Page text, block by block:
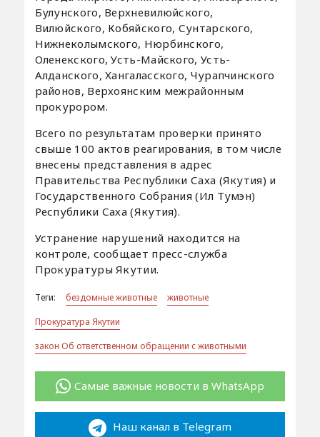
Булунского, Верхневилюйского,
Вилюйского, Кобяйского, Сунтарского,
Нижнеколымского, Нюрбинского,
Оленекского, Усть-Майского, Усть-
Алданского, Хангаласского, Чурапчинского
районов, Верхоянским межрайонным
прокурором.
Всего по результатам проверки принято
свыше 100 актов реагирования, в том числе
внесены представления в адрес
Правительства Республики Саха (Якутия) и
Государственного Собрания (Ил Тумэн)
Республики Саха (Якутия).
Устранение нарушений находится на
контроле, сообщает пресс-служба
Прокуратуры Якутии.
Теги: бездомные животные
животные
Прокуратура Якутии
закон Об ответственном обращении с животными
Самые важные новости в WhatsApp
Наш канал в Telegram